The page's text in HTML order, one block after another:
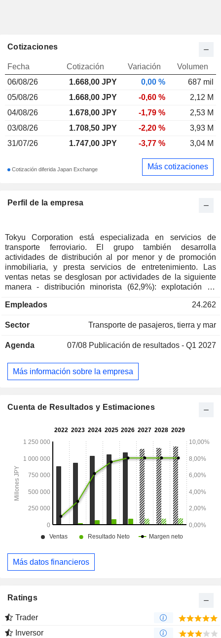
Perfil de la empresa
Tokyu Corporation está especializada en servicios de
transporte ferroviario. El grupo también desarrolla
actividades de distribución al por menor y de promoción
inmobiliaria, y presta servicios de entretenimiento. Las
ventas netas se desglosan por actividades de la siguiente
manera - distribución minorista (62,9%): explotación de
ofrece servicios de difusión de canales de televisión ; -
servicios de transporte ferroviario y por carretera (15,9%); -
Empleados 24.262
Sector Transporte de pasajeros, tierra y mar
Agenda 07/08 Publicación de resultados - Q1 2027
Más información sobre la empresa
Cotizaciones
Fecha Cotización Variación
Volumen
06/08/26
1.668,00 JPY 0,00 %
687 mil
05/08/26
1.668,00 JPY -0,60 %
2,12 M
04/08/26
1.678,00 JPY -1,79 %
2,53 M
03/08/26
1.708,50 JPY -2,20 %
3,93 M
31/07/26
1.747,00 JPY -3,77 % 3,04 M
Cotización diferida Japan Exchange Más cotizaciones
Cuenta de Resultados y Estimaciones
Más datos financieros
Ratings
Trader
Inversor